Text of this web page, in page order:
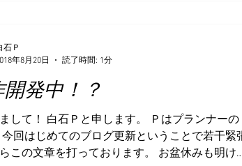
発中！？
して！ 白石Ｐと申します。 Ｐはプランナーの
回はじめてのブログ更新ということで若干緊
この文章を打っております。 お盆休みも明け
石Ｐ
年8月20日
読了時間: 1分